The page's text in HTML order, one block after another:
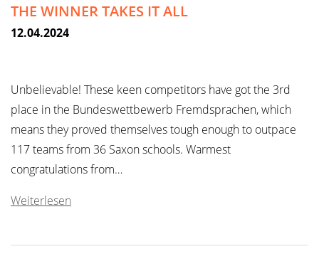
THE WINNER TAKES IT ALL
12.04.2024
Unbelievable! These keen competitors have got the 3rd
place in the Bundeswettbewerb Fremdsprachen, which
means they proved themselves tough enough to outpace
117 teams from 36 Saxon schools. Warmest
congratulations from…
Weiterlesen